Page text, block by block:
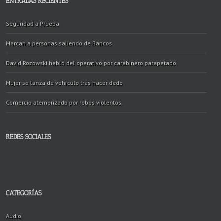
Seguridad a Prueba
Marcan a personas saliendo de Bancos
David Rozowski habló del operativo por carabinero parapetado
Mujer se lanza de vehículo tras hacer dedo
Comercio atemorizado por robos violentos.
REDES SOCIALES
CATEGORÍAS
Audio